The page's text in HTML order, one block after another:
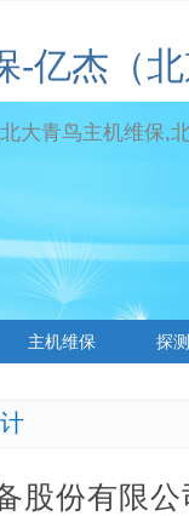
-亿杰（
大青鸟主机维保,
主机维保 探
股份有限